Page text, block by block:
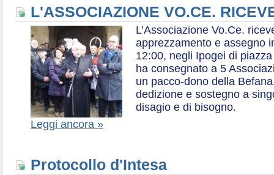
L'ASSOCIAZIONE VO.CE.
L’Associazione Vo.Ce.
apprezzamento e assegno
12:00, negli Ipogei di
ha consegnato a 5
un pacco-dono della
dedizione e sostegno a
disagio e di bisogno.
Leggi ancora »
Protocollo d'Intesa